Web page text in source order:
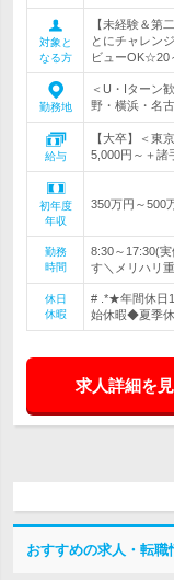
対象と
なる方
【未経験＆第
とにチャレン
ビューOK☆20
勤務地
＜U・Iターン
野・横浜・名
給与
【大卒】＜東
5,000円～＋諸
初年度
年収
350万円～500
勤務
時間
8:30～17:30(
す＼メリハリ
休日
休暇
# .*★年間休
始休暇◆夏季
求人詳細を
おすすめの求人・転職